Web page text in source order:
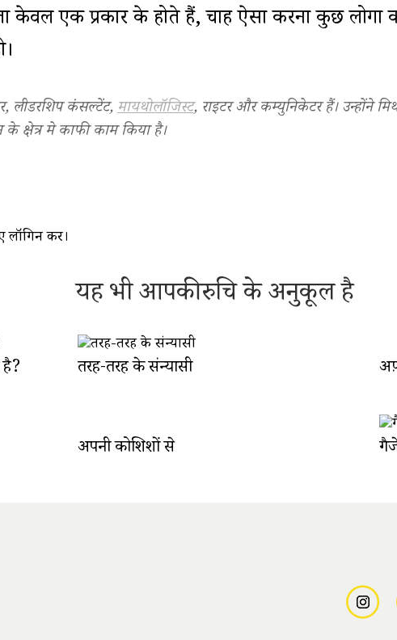
केवल एक प्रकार के होते हैं, चाहें ऐसा करना कुछ लोगों
लीडरशिप कंसल्टेंट,मायथोलॉजिस्ट, राइटर और कम्युनिकेटर हैं। उन्होंने
क्षेत्र मे काफी काम किया है।
लॉगिनकरें।
यह भी आपकी रुचि के अनुकूल है
तरह-तरह के संन्यासी
अपनी कोशिशों से